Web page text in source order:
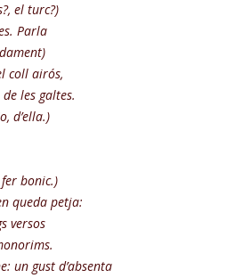
el turc?)
Parla
coll airós,
les galtes.
d’ella.)
bonic.)
queda petja:
versos
un gust d’absenta